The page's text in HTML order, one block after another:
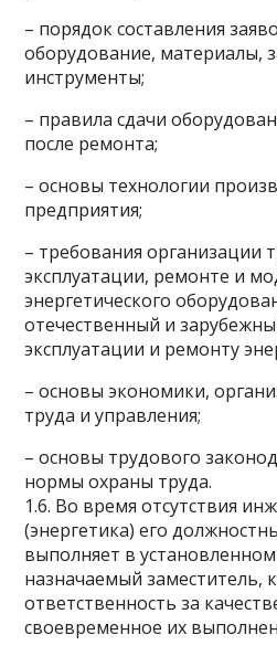
– порядок составления
оборудование, материалы,
инструменты;
– правила сдачи
после ремонта;
– основы технологии
предприятия;
– требования организации
эксплуатации, ремонте и
энергетического
отечественный и
эксплуатации и ремонту
– основы экономики,
труда и управления;
– основы трудового
нормы охраны труда.
1.6. Во время отсутствия
(энергетика) его
выполняет в
назначаемый заместитель,
ответственность за
своевременное их